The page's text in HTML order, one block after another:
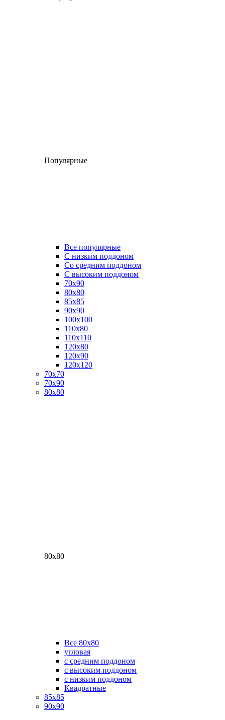
Популярные
Все популярные
C низким поддоном
Со средним поддоном
С высоким поддоном
70х90
80х80
85х85
90х90
100х100
110х80
110х110
120х80
120х90
120х120
70х70
70х90
80х80
80х80
Все 80х80
угловая
с средним поддоном
с высоким поддоном
с низким поддоном
Квадратные
85х85
90х90